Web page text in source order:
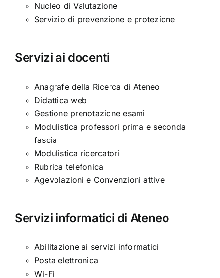
Nucleo di Valutazione
Servizio di prevenzione e protezione
Servizi ai docenti
Anagrafe della Ricerca di Ateneo
Didattica web
Gestione prenotazione esami
Modulistica professori prima e seconda
fascia
Modulistica ricercatori
Rubrica telefonica
Agevolazioni e Convenzioni attive
Servizi informatici di Ateneo
Abilitazione ai servizi informatici
Posta elettronica
Wi-Fi